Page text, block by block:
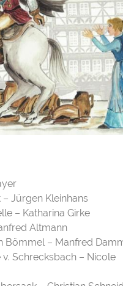
Jürgen Kleinhans
– Katharina Girke
Altmann
Bömmel – Manfred
Schrecksbach – Nicole